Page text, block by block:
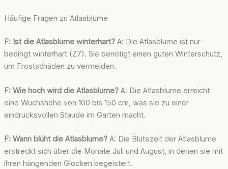
Häufige Fragen zu Atlasblume
F: Ist die Atlasblume winterhart?A: Die Atlasblume ist nur
bedingt winterhart (Z7). Sie benötigt einen guten Winterschutz,
um Frostschäden zu vermeiden.
F: Wie hoch wird die Atlasblume?A: Die Atlasblume erreicht
eine Wuchshöhe von 100 bis 150 cm, was sie zu einer
eindrucksvollen Staude im Garten macht.
F: Wann blüht die Atlasblume?A: Die Blütezeit der Atlasblume
erstreckt sich über die Monate Juli und August, in denen sie mit
ihren hängenden Glocken begeistert.